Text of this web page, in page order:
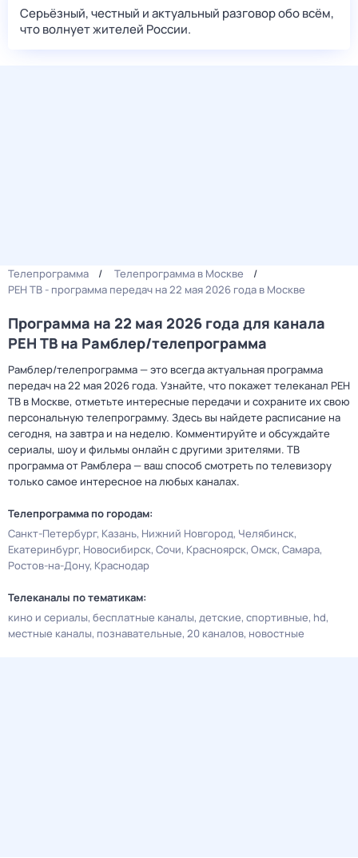
Серьёзный, честный и актуальный разговор обо всём,
что волнует жителей России.
Телепрограмма
Телепрограмма в Москве
РЕН ТВ - программа передач на 22 мая 2026 года в Москве
Программа на 22 мая 2026 года для канала
РЕН ТВ на Рамблер/телепрограмма
Рамблер/телепрограмма — это всегда актуальная программа
передач на 22 мая 2026 года. Узнайте, что покажет телеканал РЕН
ТВ в Москве, отметьте интересные передачи и сохраните их свою
персональную телепрограмму. Здесь вы найдете расписание на
сегодня, на завтра и на неделю. Комментируйте и обсуждайте
сериалы, шоу и фильмы онлайн с другими зрителями. ТВ
программа от Рамблера — ваш способ смотреть по телевизору
только самое интересное на любых каналах.
Телепрограмма по городам:
Санкт-Петербург Казань Нижний Новгород Челябинск
Екатеринбург Новосибирск Сочи Красноярск Омск Самара
Ростов-на-Дону Краснодар
Телеканалы по тематикам:
кино и сериалы бесплатные каналы детские спортивные hd
местные каналы познавательные 20 каналов новостные